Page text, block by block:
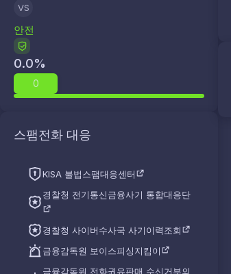
VS
안전
0.0%
0
스팸전화 대응
KISA 불법스팸대응센터
경찰청 전기통신금융사기 통합대응단
경찰청 사이버수사국 사기이력조회
금융감독원 보이스피싱지킴이
금융감독원 전화권유판매 수신거부의